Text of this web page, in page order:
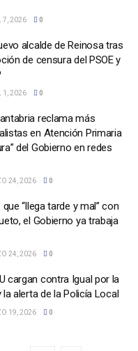
7, 2026 0
alcalde de Reinosa tras
de censura del PSOE y
1, 2026 0
reclama más
en Atención Primaria
del Gobierno en redes
24, 2026 0
que “llega tarde y mal” con
el Gobierno ya trabaja
24, 2026 0
cargan contra Igual por la
la alerta de la Policía Local
19, 2026 0